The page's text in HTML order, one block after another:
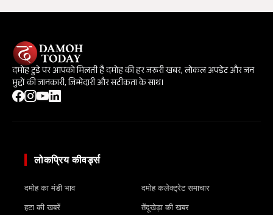
दमोह टुडे पर आपको मिलती हैं दमोह की हर जरूरी खबर, लोकल अपडेट और जन
मुद्दों की जानकारी, जिम्मेदारी और सटीकता के साथ।
लोकप्रिय कीवर्ड्स
दमोह का मंडी भाव
हटा की खबरें
दमोह कलेक्ट्रेट समाचार
तेंदूखेड़ा की खबर